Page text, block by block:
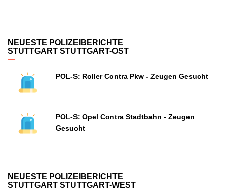
NEUESTE POLIZEIBERICHTE
STUTTGART STUTTGART-OST
POL-S: Roller Contra Pkw - Zeugen Gesucht
POL-S: Opel Contra Stadtbahn - Zeugen
Gesucht
NEUESTE POLIZEIBERICHTE
STUTTGART STUTTGART-WEST